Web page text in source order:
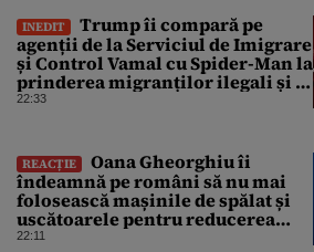
INEDIT
Trump îi compară pe
agenții de la Serviciul de Imigrare
și Control Vamal cu Spider-Man la
prinderea migranților ilegali și a
infractorilor
22:33
REACȚIE
Oana Gheorghiu îi
îndeamnă pe români să nu mai
folosească mașinile de spălat și
uscătoarele pentru reducerea
consumului de energie
22:11